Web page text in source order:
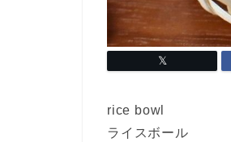
rice bowl
ライスボール